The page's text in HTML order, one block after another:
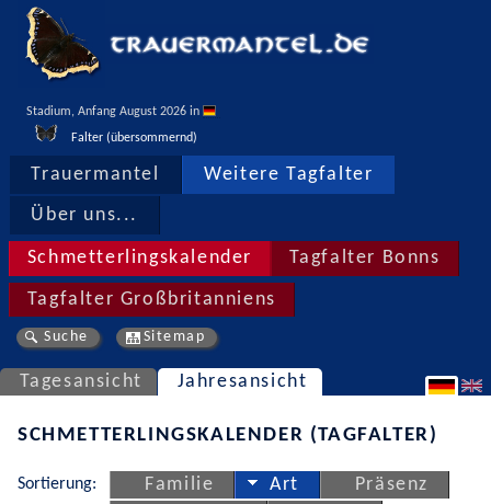
Stadium, Anfang August 2026 in
Falter (übersommernd)
Trauermantel Weitere Tagfalter
Über uns...
Schmetterlingskalender Tagfalter Bonns
Tagfalter Großbritanniens
Suche Sitemap
Tagesansicht Jahresansicht
SCHMETTERLINGSKALENDER (TAGFALTER)
Sortierung: Familie Art
Präsenz